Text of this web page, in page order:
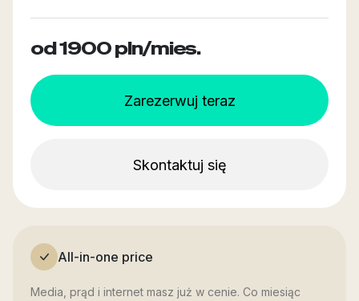
od 1900pln/mies.
Zarezerwuj teraz
Skontaktuj się
All-in-one price
Media, prąd i internet masz już w cenie. Co miesiąc